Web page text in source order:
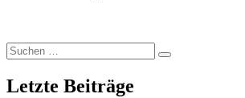
Suchen
nach:
Suchen
Letzte Beiträge